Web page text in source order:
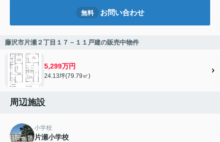
無料 お問い合わせ
藤沢市片瀬２丁目１７－１１戸建の販売中物件
5,299万円
24.13坪(79.79㎡)
周辺施設
小学校
片瀬小学校